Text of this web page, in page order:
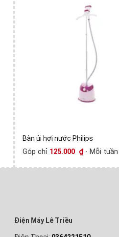
Bàn ủi hơi nước Philips
Góp chỉ 125.000 ₫ - Mỗi tuần
Điện Máy Lê Triều